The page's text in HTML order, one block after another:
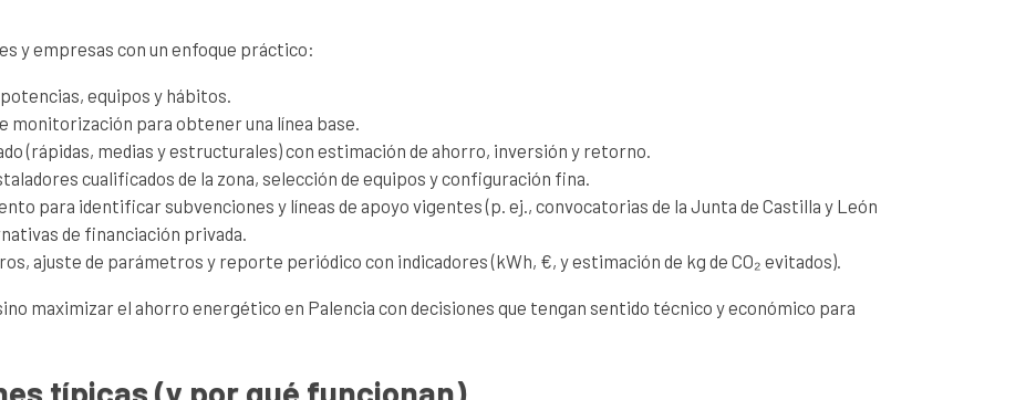
y empresas con un enfoque práctico:
equipos y hábitos.
monitorización para obtener una línea base.
(rápidas, medias y estructurales) con estimación de ahorro, inversión y retorno.
cualificados de la zona, selección de equipos y configuración fina.
para identificar subvenciones y líneas de apoyo vigentes (p. ej., convocatorias de la Junta de Castilla y León
de financiación privada.
ajuste de parámetros y reporte periódico con indicadores (kWh, €, y estimación de kg de CO₂ evitados).
maximizar el ahorro energético en Palencia con decisiones que tengan sentido técnico y económico para
típicas (y por qué funcionan)